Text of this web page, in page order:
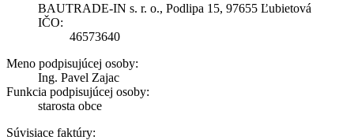
BAUTRADE-IN s. r. o., Podlipa 15, 97655 Ľubietová
IČO:
46573640
Meno podpisujúcej osoby:
Ing. Pavel Zajac
Funkcia podpisujúcej osoby:
starosta obce
Súvisiace faktúry: